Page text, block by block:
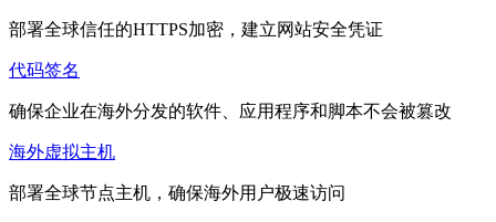
部署全球信任的HTTPS加密，建立网站安全凭证
代码签名
确保企业在海外分发的软件、应用程序和脚本不会被篡改
海外虚拟主机
部署全球节点主机，确保海外用户极速访问